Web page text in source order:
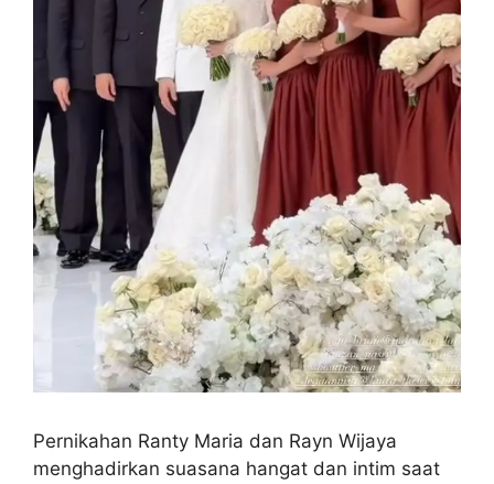
Pernikahan Ranty Maria dan Rayn Wijaya
menghadirkan suasana hangat dan intim saat